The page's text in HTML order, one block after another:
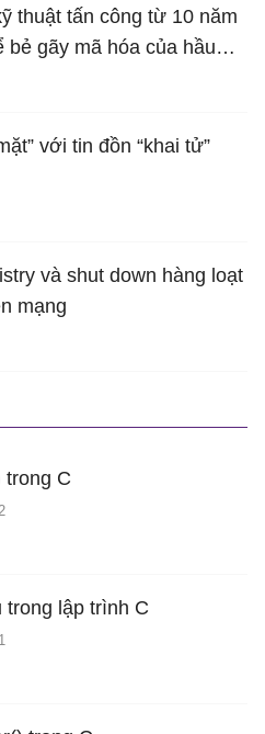
thuật tấn công từ 10 năm
bẻ gãy mã hóa của hầu
nay
với tin đồn “khai tử”
và shut down hàng loạt
mạng
trong C
trong lập trình C
1